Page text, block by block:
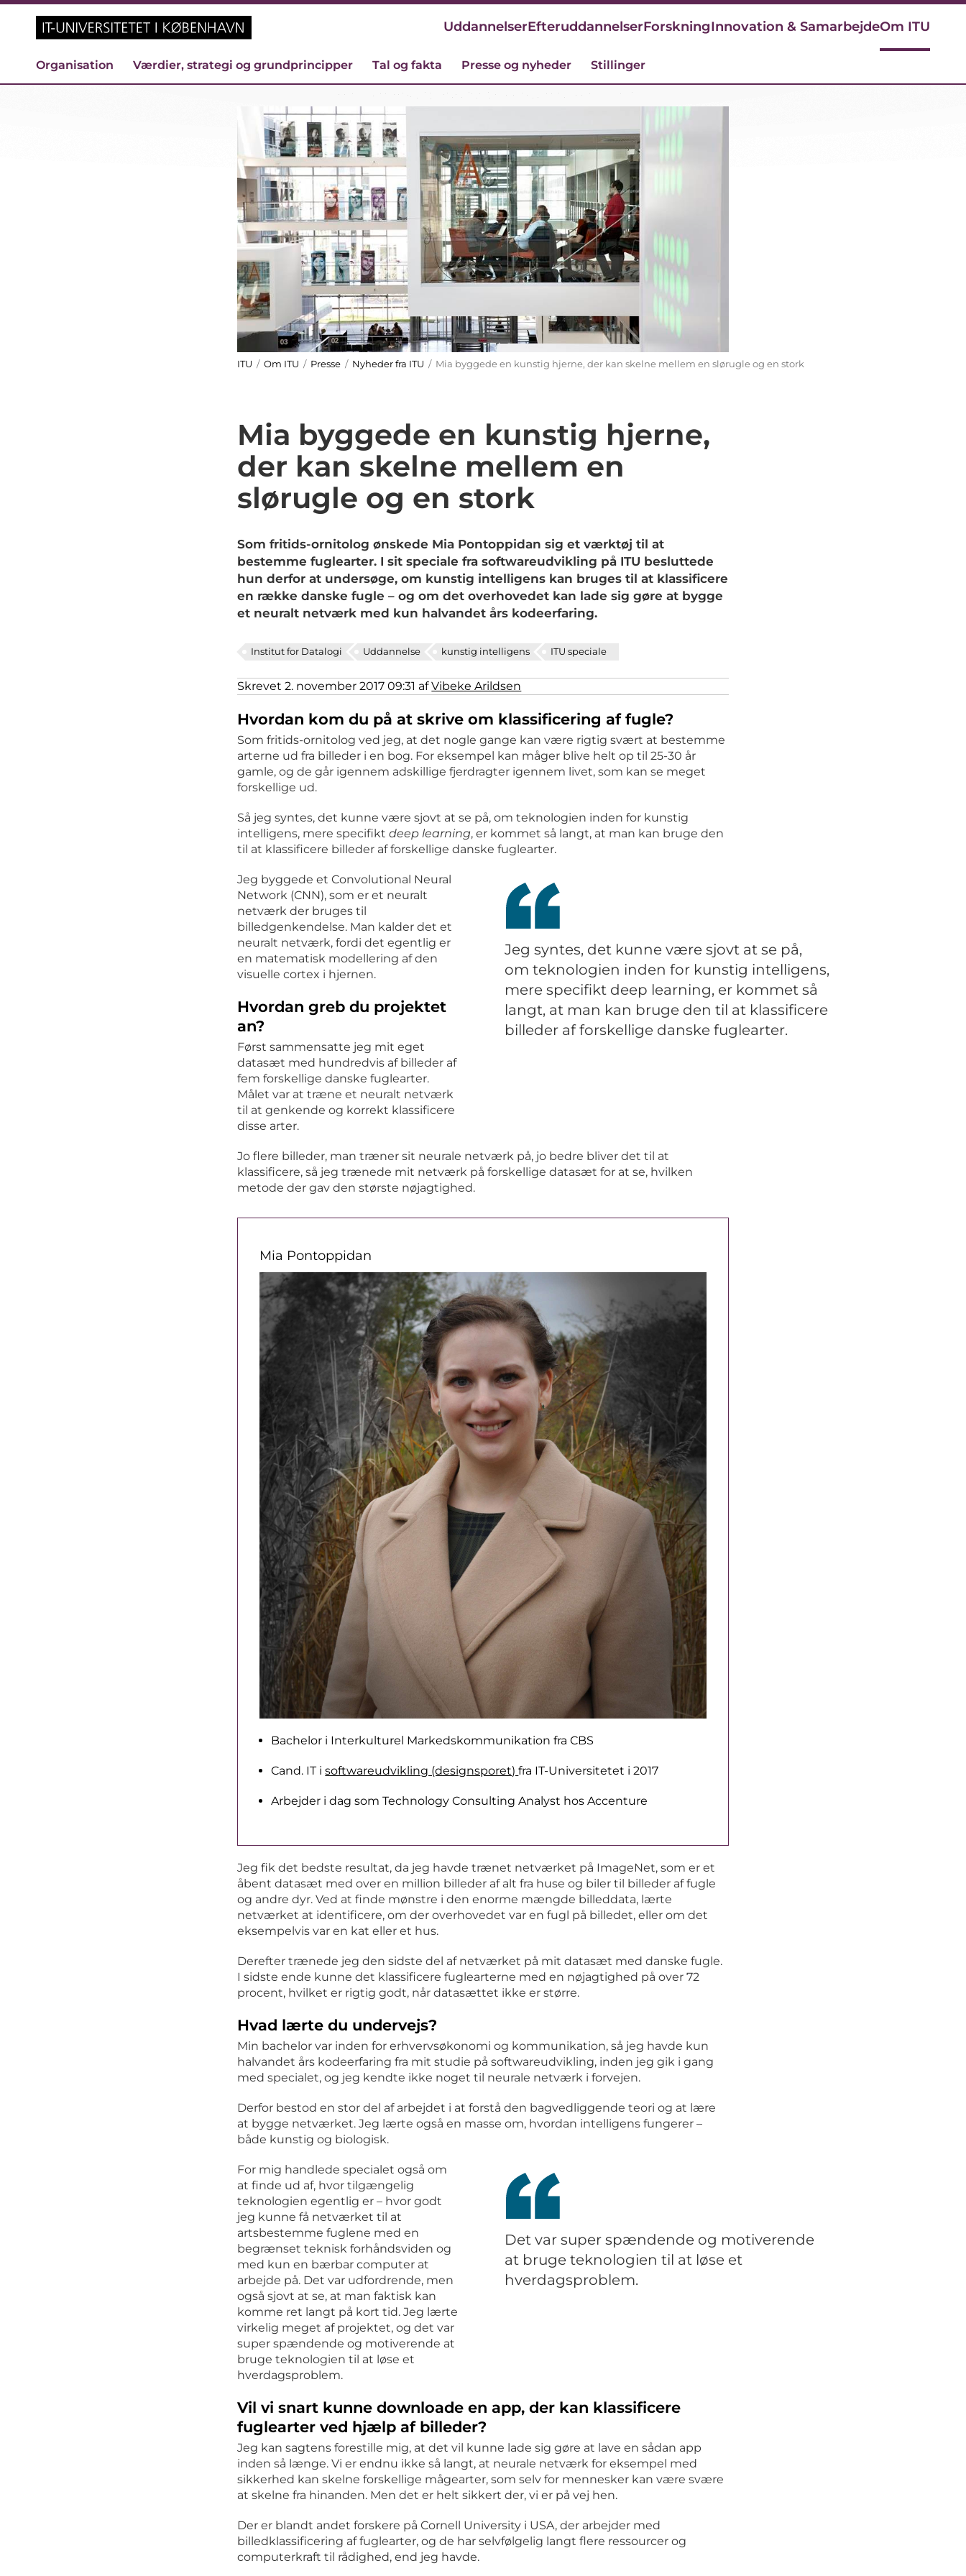
UddannelserEfteruddannelserForskningInnovation & SamarbejdeOm ITU
Organisation Værdier, strategi og grundprincipper Tal og fakta Presse og nyheder Stillinger
ITU /Om ITU / Presse / Nyheder fra ITU / Mia byggede en kunstig hjerne, der kan skelne mellem en slørugle og en stork
Mia byggede en kunstig hjerne,
der kan skelne mellem en
slørugle og en stork
Som fritids-ornitolog ønskede Mia Pontoppidan sig et værktøj til at
bestemme fuglearter. I sit speciale fra softwareudvikling på ITU besluttede
hun derfor at undersøge, om kunstig intelligens kan bruges til at klassificere
en række danske fugle – og om det overhovedet kan lade sig gøre at bygge
et neuralt netværk med kun halvandet års kodeerfaring.
Institut for Datalogi Uddannelse kunstig intelligens ITU speciale
Skrevet 2. november 2017 09:31 afVibeke Arildsen
Hvordan kom du på at skrive om klassificering af fugle?
Som fritids-ornitolog ved jeg, at det nogle gange kan være rigtig svært at bestemme
arterne ud fra billeder i en bog. For eksempel kan måger blive helt op til 25-30 år
gamle, og de går igennem adskillige fjerdragter igennem livet, som kan se meget
forskellige ud.
Så jeg syntes, det kunne være sjovt at se på, om teknologien inden for kunstig
intelligens, mere specifiktdeep learning, er kommet så langt, at man kan bruge den
til at klassificere billeder af forskellige danske fuglearter.
Jeg syntes, det kunne være sjovt at se på,
om teknologien inden for kunstig intelligens,
mere specifikt deep learning, er kommet så
langt, at man kan bruge den til at klassificere
billeder af forskellige danske fuglearter.
Jeg byggede et Convolutional Neural
Network (CNN), som er et neuralt
netværk der bruges til
billedgenkendelse. Man kalder det et
neuralt netværk, fordi det egentlig er
en matematisk modellering af den
visuelle cortex i hjernen.
Hvordan greb du projektet
an?
Først sammensatte jeg mit eget
datasæt med hundredvis af billeder af
fem forskellige danske fuglearter.
Målet var at træne et neuralt netværk
til at genkende og korrekt klassificere
disse arter.
Jo flere billeder, man træner sit neurale netværk på, jo bedre bliver det til at
klassificere, så jeg trænede mit netværk på forskellige datasæt for at se, hvilken
metode der gav den største nøjagtighed.
Mia Pontoppidan
Bachelor i Interkulturel Markedskommunikation fra CBS
Cand. IT isoftwareudvikling (designsporet)fra IT-Universitetet i 2017
Arbejder i dag som Technology Consulting Analyst hos Accenture
Jeg fik det bedste resultat, da jeg havde trænet netværket på ImageNet, som er et
åbent datasæt med over en million billeder af alt fra huse og biler til billeder af fugle
og andre dyr. Ved at finde mønstre i den enorme mængde billeddata, lærte
netværket at identificere, om der overhovedet var en fugl på billedet, eller om det
eksempelvis var en kat eller et hus.
Derefter trænede jeg den sidste del af netværket på mit datasæt med danske fugle.
I sidste ende kunne det klassificere fuglearterne med en nøjagtighed på over 72
procent, hvilket er rigtig godt, når datasættet ikke er større.
Hvad lærte du undervejs?
Min bachelor var inden for erhvervsøkonomi og kommunikation, så jeg havde kun
halvandet års kodeerfaring fra mit studie på softwareudvikling, inden jeg gik i gang
med specialet, og jeg kendte ikke noget til neurale netværk i forvejen.
Derfor bestod en stor del af arbejdet i at forstå den bagvedliggende teori og at lære
at bygge netværket. Jeg lærte også en masse om, hvordan intelligens fungerer –
både kunstig og biologisk.
Det var super spændende og motiverende
at bruge teknologien til at løse et
hverdagsproblem.
For mig handlede specialet også om
at finde ud af, hvor tilgængelig
teknologien egentlig er – hvor godt
jeg kunne få netværket til at
artsbestemme fuglene med en
begrænset teknisk forhåndsviden og
med kun en bærbar computer at
arbejde på. Det var udfordrende, men
også sjovt at se, at man faktisk kan
komme ret langt på kort tid. Jeg lærte
virkelig meget af projektet, og det var
super spændende og motiverende at
bruge teknologien til at løse et
hverdagsproblem.
Vil vi snart kunne downloade en app, der kan klassificere
fuglearter ved hjælp af billeder?
Jeg kan sagtens forestille mig, at det vil kunne lade sig gøre at lave en sådan app
inden så længe. Vi er endnu ikke så langt, at neurale netværk for eksempel med
sikkerhed kan skelne forskellige mågearter, som selv for mennesker kan være svære
at skelne fra hinanden. Men det er helt sikkert der, vi er på vej hen.
Der er blandt andet forskere på Cornell University i USA, der arbejder med
billedklassificering af fuglearter, og de har selvfølgelig langt flere ressourcer og
computerkraft til rådighed, end jeg havde.
blev
til
prisbelønnet
gådespil
blev
til
prisbelønnet
gådespil